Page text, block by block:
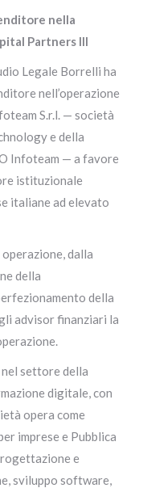
nella
Partners III
Legale Borrelli ha
nell’operazione
S.r.l. — società
e della
Infoteam — a favore
istituzionale
italiane ad elevato
dalla
della
della
advisor finanziari la
settore della
digitale, con
opera come
imprese e Pubblica
e
sviluppo software,